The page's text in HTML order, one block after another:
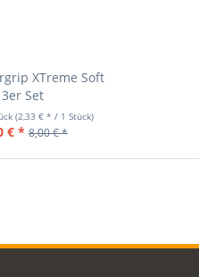
XTreme Soft
3er Set
(2,33 € * / 1 Stück)
€ * 8,00 € *